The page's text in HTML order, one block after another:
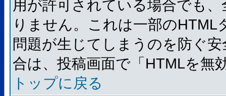
用が許可されている場合でも
りません。これは一部の
問題が生じてしまうのを防ぐ
合は、投稿画面で「HTMLを無
トップに戻る